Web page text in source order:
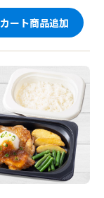
カート商品追加